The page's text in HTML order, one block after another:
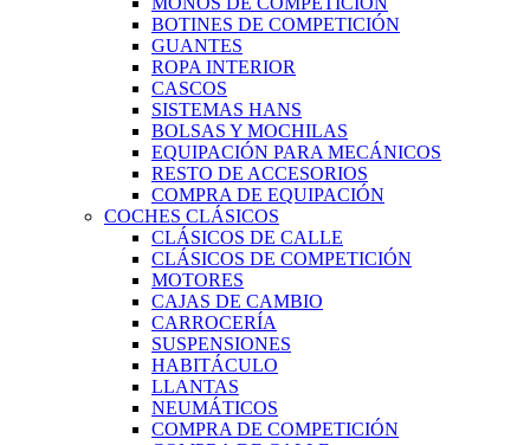
BOTINES DE COMPETICIÓN
GUANTES
ROPA INTERIOR
CASCOS
SISTEMAS HANS
BOLSAS Y MOCHILAS
EQUIPACIÓN PARA MECÁNICOS
RESTO DE ACCESORIOS
COMPRA DE EQUIPACIÓN
COCHES CLÁSICOS
CLÁSICOS DE CALLE
CLÁSICOS DE COMPETICIÓN
MOTORES
CAJAS DE CAMBIO
CARROCERÍA
SUSPENSIONES
HABITÁCULO
LLANTAS
NEUMÁTICOS
COMPRA DE COMPETICIÓN